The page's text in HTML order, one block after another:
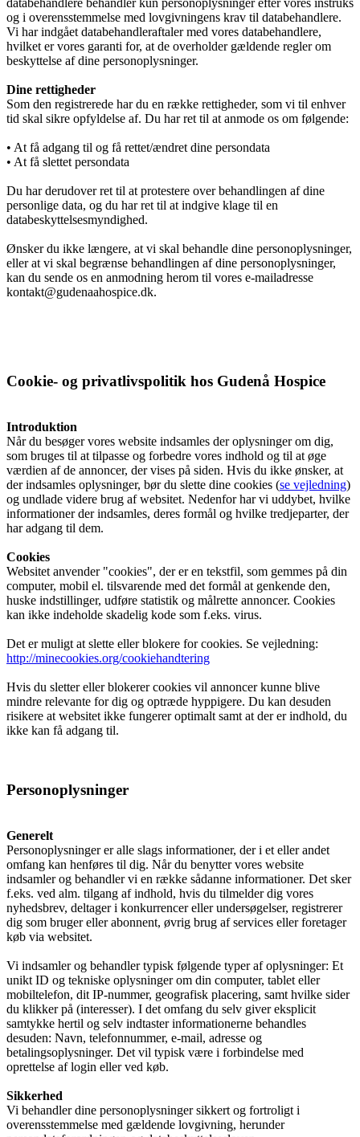
Praktisk information
De frivillige gør en forskel
Frivilligkoordinator
Pjece om Frivillighed på Gudenå Hospice
(PDF)
Støtteforening
Formål
Nyheder
Nyheder
Ledige stillinger
Kontakt
Søg
Menu Menu
Link to Facebook
databehandlere behandler kun personoplysninger efter vores instruks
og i overensstemmelse med lovgivningens krav til databehandlere.
Vi har indgået databehandleraftaler med vores databehandlere,
hvilket er vores garanti for, at de overholder gældende regler om
beskyttelse af dine personoplysninger.
Dine rettigheder
Som den registrerede har du en række rettigheder, som vi til enhver
tid skal sikre opfyldelse af. Du har ret til at anmode os om følgende:
• At få adgang til og få rettet/ændret dine persondata
• At få slettet persondata
Du har derudover ret til at protestere over behandlingen af dine
personlige data, og du har ret til at indgive klage til en
databeskyttelsesmyndighed.
Ønsker du ikke længere, at vi skal behandle dine personoplysninger,
eller at vi skal begrænse behandlingen af dine personoplysninger,
kan du sende os en anmodning herom til vores e-mailadresse
kontakt@gudenaahospice.dk.
Cookie- og privatlivspolitik hos Gudenå Hospice
Introduktion
Når du besøger vores website indsamles der oplysninger om dig,
som bruges til at tilpasse og forbedre vores indhold og til at øge
værdien af de annoncer, der vises på siden. Hvis du ikke ønsker, at
der indsamles oplysninger, bør du slette dine cookies (se vejledning)
og undlade videre brug af websitet. Nedenfor har vi uddybet, hvilke
informationer der indsamles, deres formål og hvilke tredjeparter, der
har adgang til dem.
Cookies
Websitet anvender "cookies", der er en tekstfil, som gemmes på din
computer, mobil el. tilsvarende med det formål at genkende den,
huske indstillinger, udføre statistik og målrette annoncer. Cookies
kan ikke indeholde skadelig kode som f.eks. virus.
Det er muligt at slette eller blokere for cookies. Se vejledning:
http://minecookies.org/cookiehandtering
Hvis du sletter eller blokerer cookies vil annoncer kunne blive
mindre relevante for dig og optræde hyppigere. Du kan desuden
risikere at websitet ikke fungerer optimalt samt at der er indhold, du
ikke kan få adgang til.
Personoplysninger
Generelt
Personoplysninger er alle slags informationer, der i et eller andet
omfang kan henføres til dig. Når du benytter vores website
indsamler og behandler vi en række sådanne informationer. Det sker
f.eks. ved alm. tilgang af indhold, hvis du tilmelder dig vores
nyhedsbrev, deltager i konkurrencer eller undersøgelser, registrerer
dig som bruger eller abonnent, øvrig brug af services eller foretager
køb via websitet.
Vi indsamler og behandler typisk følgende typer af oplysninger: Et
unikt ID og tekniske oplysninger om din computer, tablet eller
mobiltelefon, dit IP-nummer, geografisk placering, samt hvilke sider
du klikker på (interesser). I det omfang du selv giver eksplicit
samtykke hertil og selv indtaster informationerne behandles
desuden: Navn, telefonnummer, e-mail, adresse og
betalingsoplysninger. Det vil typisk være i forbindelse med
oprettelse af login eller ved køb.
Sikkerhed
Vi behandler dine personoplysninger sikkert og fortroligt i
overensstemmelse med gældende lovgivning, herunder